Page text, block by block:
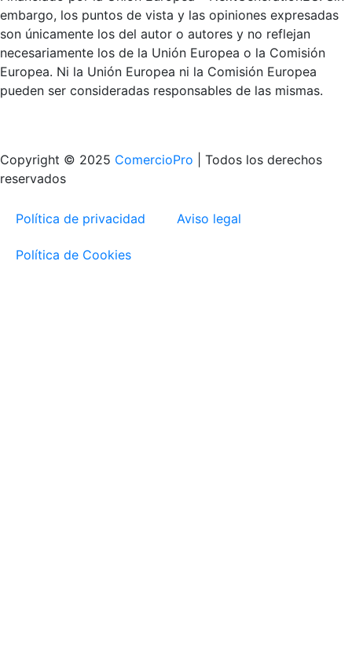
embargo, los puntos de vista y las opiniones expresadas
son únicamente los del autor o autores y no reflejan
necesariamente los de la Unión Europea o la Comisión
Europea. Ni la Unión Europea ni la Comisión Europea
pueden ser consideradas responsables de las mismas.
Copyright © 2025 ComercioPro | Todos los derechos
reservados
Política de privacidad Aviso legal
Política de Cookies